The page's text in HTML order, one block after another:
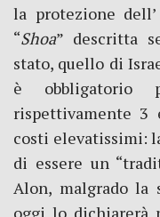
la protezione dell’
“Shoa” descritta
stato, quello di
è
rispettivamente 3
costi elevatissimi:
di essere un
Alon, malgrado la
oggi lo dichiarerà